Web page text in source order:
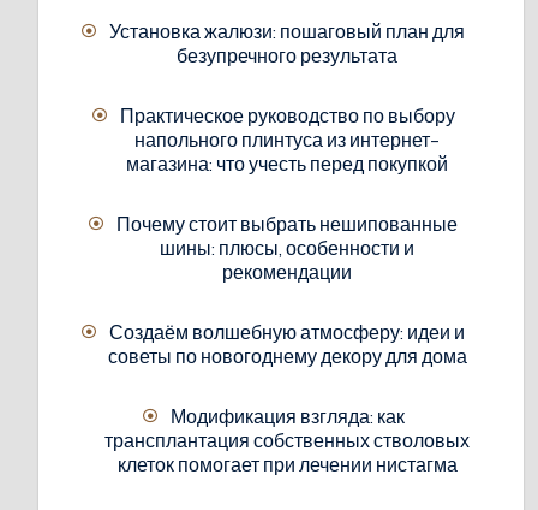
Установка жалюзи: пошаговый план для
безупречного результата
Практическое руководство по выбору
напольного плинтуса из интернет-
магазина: что учесть перед покупкой
Почему стоит выбрать нешипованные
шины: плюсы, особенности и
рекомендации
Создаём волшебную атмосферу: идеи и
советы по новогоднему декору для дома
Модификация взгляда: как
трансплантация собственных стволовых
клеток помогает при лечении нистагма